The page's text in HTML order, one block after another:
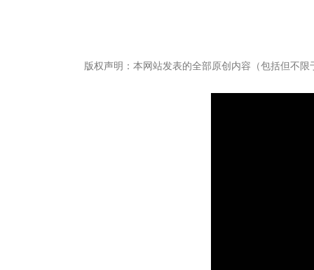
版权声明：本网站发表的全部原创内容（包括但不